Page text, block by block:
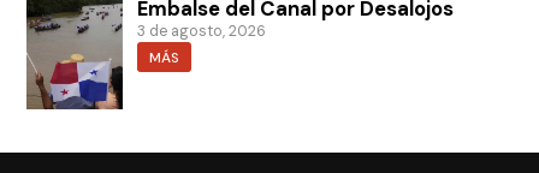
Embalse del Canal por Desalojos
3 de agosto, 2026
MÁS